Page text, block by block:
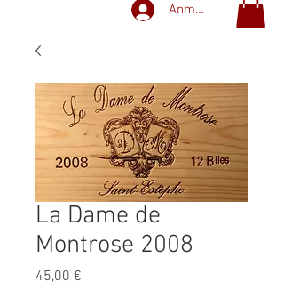
Anmelden
La Dame de
Montrose 2008
45,00 €